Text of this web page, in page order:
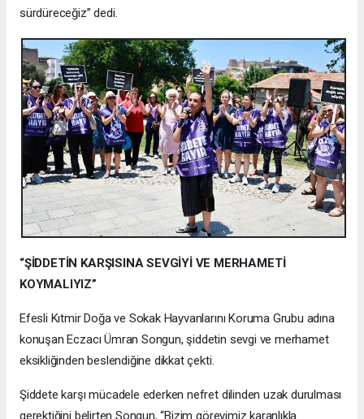
sürdüreceğiz” dedi.
“ŞİDDETİN KARŞISINA SEVGİYİ VE MERHAMETİ
KOYMALIYIZ”
Efesli Kıtmir Doğa ve Sokak Hayvanlarını Koruma Grubu adına
konuşan Eczacı Ümran Songun, şiddetin sevgi ve merhamet
eksikliğinden beslendiğine dikkat çekti.
Şiddete karşı mücadele ederken nefret dilinden uzak durulması
gerektiğini belirten Songun, “Bizim görevimiz karanlıkla